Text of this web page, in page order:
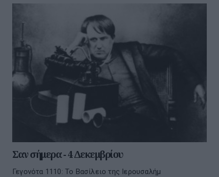
Σαν σήμερα - 4 Δεκεμβρίου
Γεγονότα 1110: Το Βασίλειο της Ιερουσαλήμ